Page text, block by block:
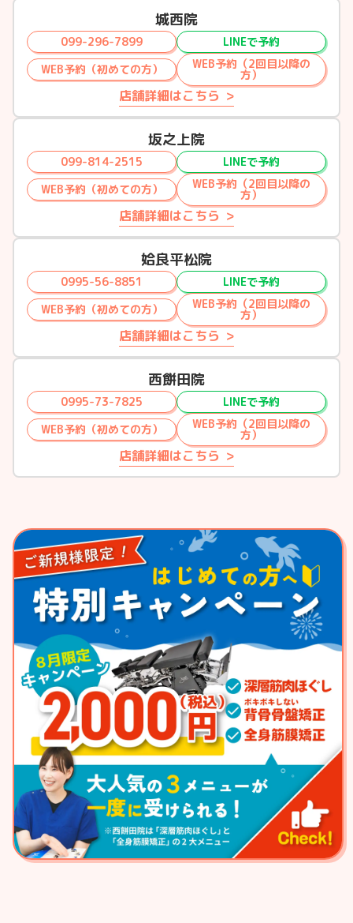
城西院
099-296-7899
LINEで予約
WEB予約（初めての方）
WEB予約（2回目以降の
方）
店舗詳細はこちら
坂之上院
099-814-2515
LINEで予約
WEB予約（初めての方）
WEB予約（2回目以降の
方）
店舗詳細はこちら
姶良平松院
0995-56-8851
LINEで予約
WEB予約（初めての方）
WEB予約（2回目以降の
方）
店舗詳細はこちら
西餅田院
0995-73-7825
LINEで予約
WEB予約（初めての方）
WEB予約（2回目以降の
方）
店舗詳細はこちら